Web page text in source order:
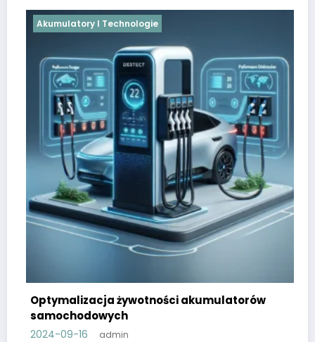
Akumulatory I Technologie
Optymalizacja żywotności akumulatorów
samochodowych
2024-09-16 admin